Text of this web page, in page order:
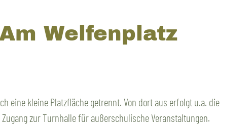
Welfenplatz
eine kleine Platzfläche getrennt. Von dort aus erfolgt u.a. die
zur Turnhalle für außerschulische Veranstaltungen.